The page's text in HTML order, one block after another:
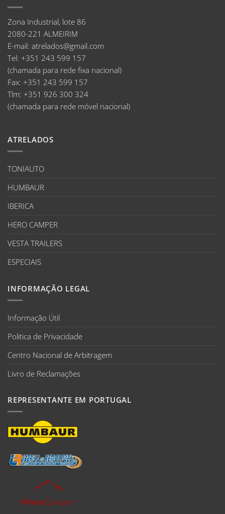
Zona Industrial, lote 86
2080-221 ALMEIRIM
E-mail: atrelados@gmail.com
Tel: +351 243 599 157
(chamada para rede fixa nacional)
Fax: +351 243 599 157
Tlm: +351 926 300 324
(chamada para rede móvel nacional)
ATRELADOS
TONIAUTO
HUMBAUR
IBERICA
HERO CAMPER
VESTA TRAILERS
ESPECIAIS
INFORMAÇÃO LEGAL
Informação Útil
Politica de Privacidade
Centro Nacional de Arbitragem
Livro de Reclamações
REPRESENTANTE EM PORTUGAL